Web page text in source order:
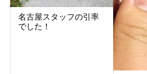
名古屋スタッフの引率
でした！